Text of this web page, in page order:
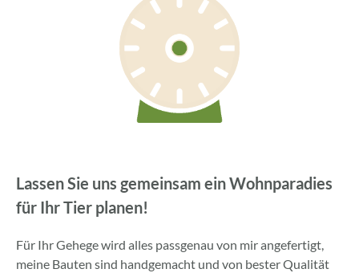
Lassen Sie uns gemeinsam ein Wohnparadies
für Ihr Tier planen!
Für Ihr Gehege wird alles passgenau von mir angefertigt,
meine Bauten sind handgemacht und von bester Qualität